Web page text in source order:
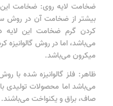
ضخامت لایه روی: ضخامت این
بیشتر از ضخامت آن در روش
میکرون می‌باشد.
ظاهر: فلز گالوانیزه شده با
می‌باشد اما محصولات تولیدی
صاف، براق و یکنواخت می‌باشند.